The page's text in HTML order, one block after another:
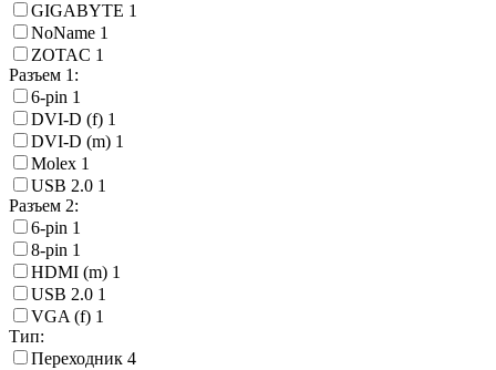
GIGABYTE 1
NoName 1
ZOTAC 1
Разъем 1:
6-pin 1
DVI-D (f) 1
DVI-D (m) 1
Molex 1
USB 2.0 1
Разъем 2:
6-pin 1
8-pin 1
HDMI (m) 1
USB 2.0 1
VGA (f) 1
Тип:
Переходник 4